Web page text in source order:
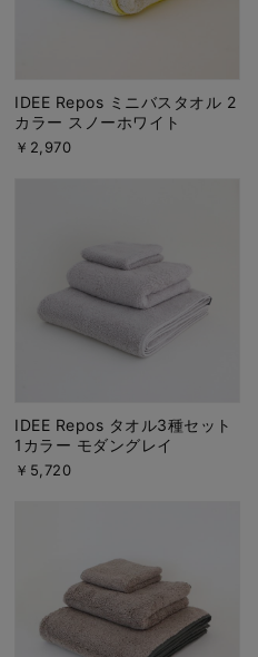
IDEE Repos ミニバスタオル 2
カラー スノーホワイト
￥2,970
IDEE Repos タオル3種セット
1カラー モダングレイ
￥5,720